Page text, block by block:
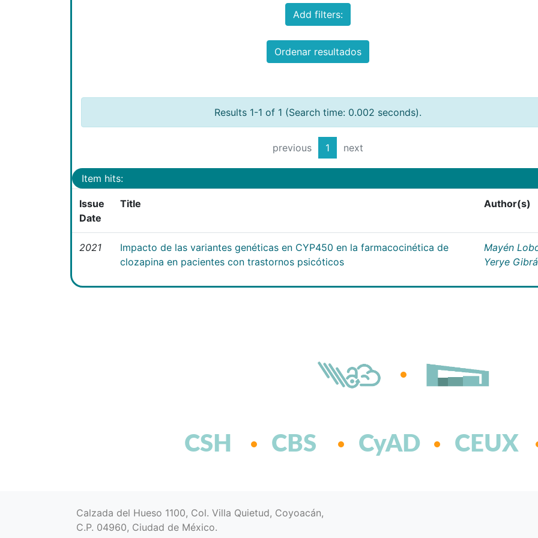
Add filters:
Ordenar resultados
Results 1-1 of 1 (Search time: 0.002 seconds).
previous 1 next
Item hits:
Issue
Date
Title Author(s)
2021
Impacto de las variantes genéticas en CYP450 en la farmacocinética de
clozapina en pacientes con trastornos psicóticos
Mayén
Yerye
CSH CBS CyAD CEUX
Calzada del Hueso 1100, Col. Villa Quietud, Coyoacán,
C.P. 04960, Ciudad de México.